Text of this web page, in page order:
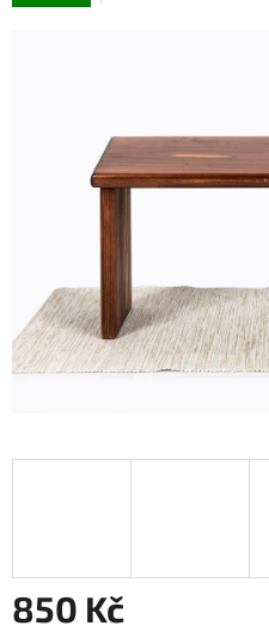
hvězdiček.
850 Kč